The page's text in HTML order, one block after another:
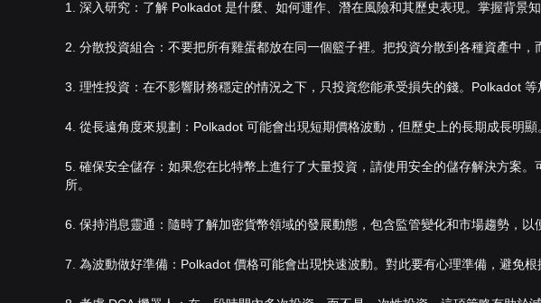
1. 深入研究：了解 Polkadot 是什麼、如何運作、潛在風險和其歷史表現。掌握背景
2. 分散投資組合：不要把所有雞蛋都放在同一個籃子裡。把投資分散到各種資產中，
3. 理性投資：在不影響財務穩定的情況之下，只投資您能承受損失的錢。Polkadot 等
4. 從長遠角度來規劃：Polkadot 可能會出現短期價格波動，但歷史上的長期成長明顯
5. 確保安全儲存：如果您在比特幣上進行了大量投資，請使用安全的儲存解決方案
所。
6. 保持消息靈通：隨時了解加密貨幣領域的發展動態，包含監管變化和市場趨勢，以
7. 為波動做好準備：Polkadot 價格可能會出現快速波動。對此要有心理準備，避免根